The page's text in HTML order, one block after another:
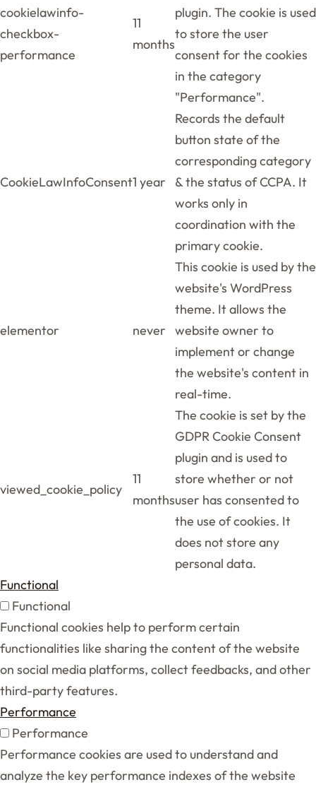
cookielawinfo-
checkbox-
performance
11
months
plugin. The cookie is used
to store the user
consent for the cookies
in the category
"Performance".
CookieLawInfoConsent1 year
Records the default
button state of the
corresponding category
& the status of CCPA. It
works only in
coordination with the
primary cookie.
elementor never
This cookie is used by the
website's WordPress
theme. It allows the
website owner to
implement or change
the website's content in
real-time.
viewed_cookie_policy
11
months
The cookie is set by the
GDPR Cookie Consent
plugin and is used to
store whether or not
user has consented to
the use of cookies. It
does not store any
personal data.
Functional
Functional
Functional cookies help to perform certain
functionalities like sharing the content of the website
on social media platforms, collect feedbacks, and other
third-party features.
Performance
Performance
Performance cookies are used to understand and
analyze the key performance indexes of the website